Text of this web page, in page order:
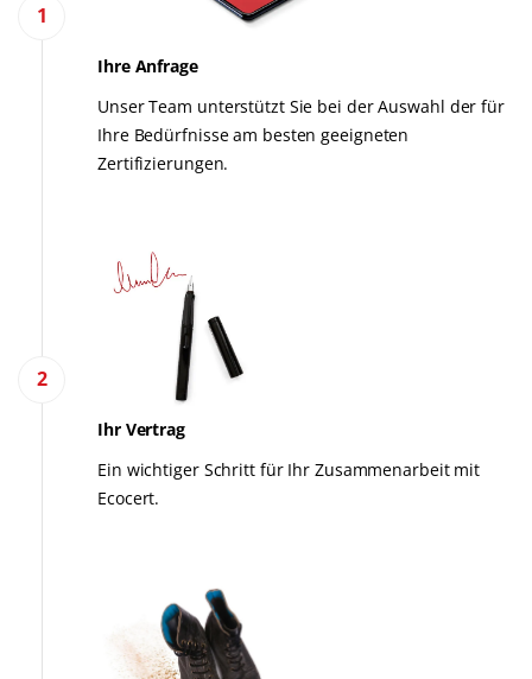
1
Ihre Anfrage
Unser Team unterstützt Sie bei der Auswahl der für
Ihre Bedürfnisse am besten geeigneten
Zertifizierungen.
2
Ihr Vertrag
Ein wichtiger Schritt für Ihr Zusammenarbeit mit
Ecocert.